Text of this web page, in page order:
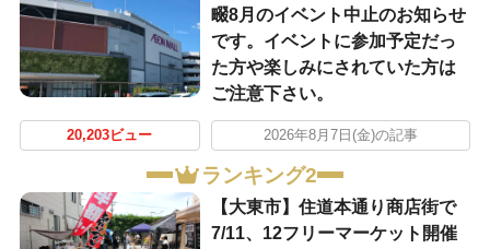
畷8月のイベント中止のお知らせ
です。イベントに参加予定だっ
た方や楽しみにされていた方は
ご注意下さい。
20,203ビュー 2026年8月7日(金)の記事
ランキング2
【大東市】住道本通り商店街で
7/11、12フリーマーケット開催